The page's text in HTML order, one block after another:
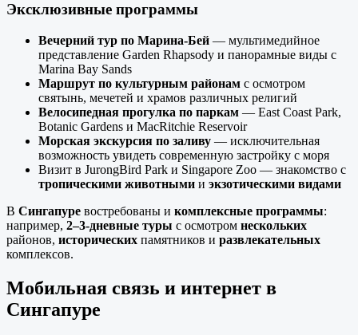
Эксклюзивные программы
Вечерний тур по Марина-Бей — мультимедийное
представление Garden Rhapsody и панорамные виды с
Marina Bay Sands
Маршрут по культурным районам с осмотром
святынь, мечетей и храмов различных религий
Велосипедная прогулка по паркам — East Coast Park,
Botanic Gardens и MacRitchie Reservoir
Морская экскурсия по заливу — исключительная
возможность увидеть современную застройку с моря
Визит в JurongBird Park и Singapore Zoo — знакомство с
тропическими животными и экзотическими видами
В Сингапуре востребованы и комплексные программы:
например, 2–3-дневные туры с осмотром нескольких
районов, исторических памятников и развлекательных
комплексов.
Мобильная связь и интернет в
Сингапуре